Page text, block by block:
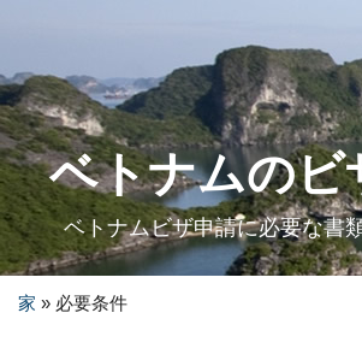
ベトナムのビ
ベトナムビザ申請に必要な書
家 » 必要条件